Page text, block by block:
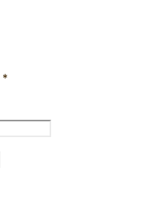
*